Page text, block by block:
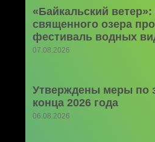
«Байкальский
священного озера
фестиваль водных
07.08.2026
Утверждены меры по
конца 2026 года
06.08.2026